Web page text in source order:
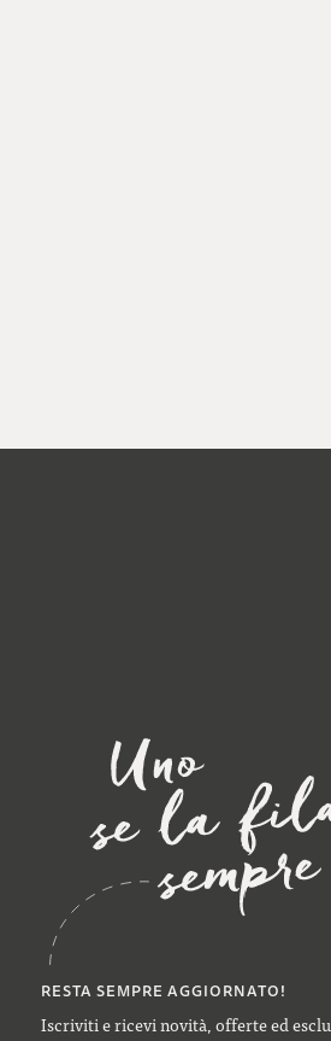
RESTA SEMPRE AGGIORNATO!
Iscriviti e ricevi novità, offerte ed